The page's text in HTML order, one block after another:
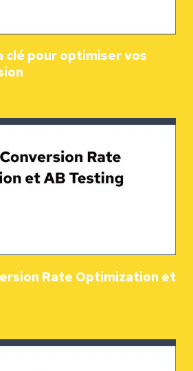
clé pour optimiser vos
Rate Optimization et